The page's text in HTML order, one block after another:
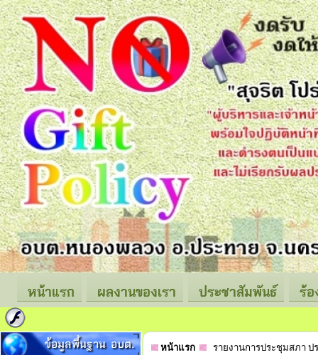
หน้าแรก ผลงานของเรา ประชาสัมพันธ์ ร้
ข้อมูลพื้นฐาน อบต. หน้าแรก รายงานการประชุมสภา